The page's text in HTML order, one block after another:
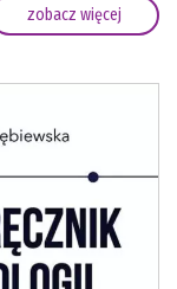
zobacz więcej